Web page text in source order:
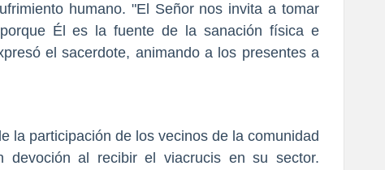
humano. "El Señor nos invita a tomar
Él es la fuente de la sanación física e
el sacerdote, animando a los presentes a
la participación de los vecinos de la comunidad
devoción al recibir el viacrucis en su sector.